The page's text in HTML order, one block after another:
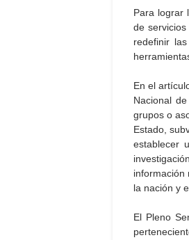
Para lograr
de
redefinir
En el
Nacional
grupos o
Estado,
establecer
información
la nación y
El Pleno